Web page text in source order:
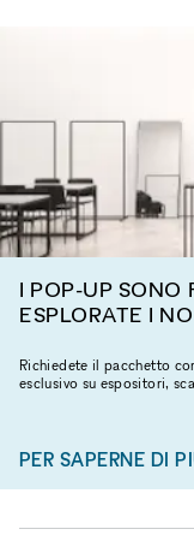
I POP-UP SONO
ESPLORATE I
Richiedete il pacchetto
esclusivo su espositori,
PER SAPERNE DI